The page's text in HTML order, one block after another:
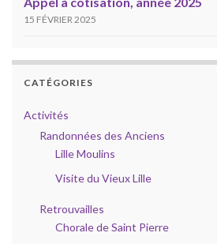
15 FÉVRIER 2025
CATÉGORIES
Activités
Randonnées des Anciens
Lille Moulins
Visite du Vieux Lille
Retrouvailles
Chorale de Saint Pierre